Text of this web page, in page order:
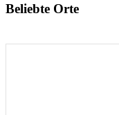
Beliebte Orte